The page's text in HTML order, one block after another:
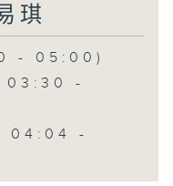
琪
- 05:00)
03:30 -
04:04 -